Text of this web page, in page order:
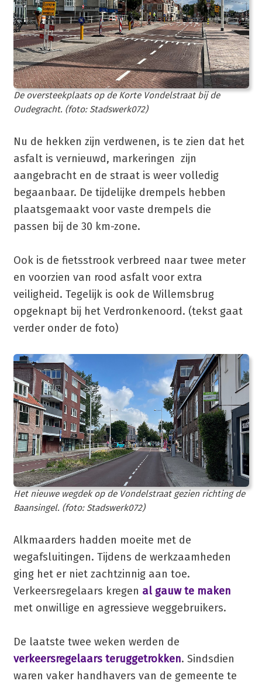
De oversteekplaats op de Korte Vondelstraat bij de
Oudegracht. (foto: Stadswerk072)
Nu de hekken zijn verdwenen, is te zien dat het
asfalt is vernieuwd, markeringen zijn
aangebracht en de straat is weer volledig
begaanbaar. De tijdelijke drempels hebben
plaatsgemaakt voor vaste drempels die
passen bij de 30 km-zone.
Ook is de fietsstrook verbreed naar twee meter
en voorzien van rood asfalt voor extra
veiligheid. Tegelijk is ook de Willemsbrug
opgeknapt bij het Verdronkenoord. (tekst gaat
verder onder de foto)
Het nieuwe wegdek op de Vondelstraat gezien richting de
Baansingel. (foto: Stadswerk072)
Alkmaarders hadden moeite met de
wegafsluitingen. Tijdens de werkzaamheden
ging het er niet zachtzinnig aan toe.
Verkeersregelaars kregen al gauw te maken
met onwillige en agressieve weggebruikers.
De laatste twee weken werden de
verkeersregelaars teruggetrokken. Sindsdien
waren vaker handhavers van de gemeente te